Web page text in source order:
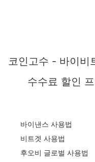
코인고수 - 바이비
수수료 할인
바이낸스 사용법
비트겟 사용법
후오비 글로벌 사용법